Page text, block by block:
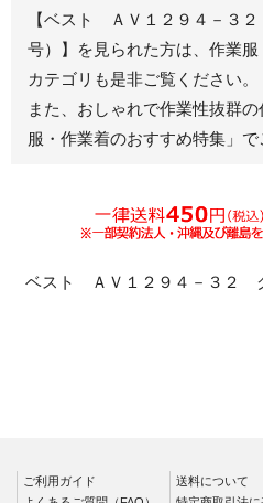
ジャンパー
秋冬長袖
春夏半袖
スモック
秋冬長袖
クリーンウェ
ワークパンツ
【ベスト ＡＶ１２９４－３
号）】を見られた方は、作業
カテゴリも是非ご覧ください。
また、おしゃれで作業性抜群の
服・作業着のおすすめ特集」 で
ベスト ＡＶ１２９４－３２
ご利用ガイド
送料について